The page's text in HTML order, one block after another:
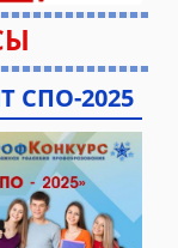
СПО-2025